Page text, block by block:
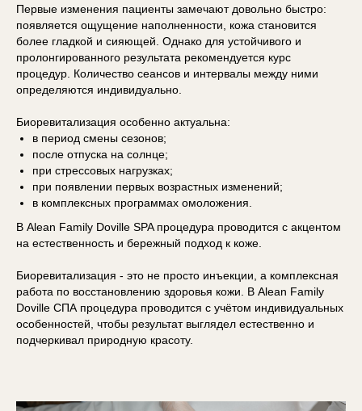
Первые изменения пациенты замечают довольно быстро:
появляется ощущение наполненности, кожа становится
более гладкой и сияющей. Однако для устойчивого и
пролонгированного результата рекомендуется курс
процедур. Количество сеансов и интервалы между ними
определяются индивидуально.
Биоревитализация особенно актуальна:
в период смены сезонов;
после отпуска на солнце;
при стрессовых нагрузках;
при появлении первых возрастных изменений;
в комплексных программах омоложения.
В Alean Family Doville SPA процедура проводится с акцентом
на естественность и бережный подход к коже.
Биоревитализация - это не просто инъекции, а комплексная
работа по восстановлению здоровья кожи. В Alean Family
Doville СПА процедура проводится с учётом индивидуальных
особенностей, чтобы результат выглядел естественно и
подчеркивал природную красоту.